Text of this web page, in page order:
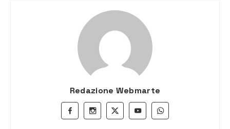
Redazione Webmarte